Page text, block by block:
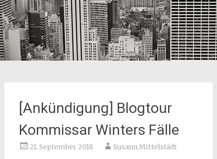
[Ankündigung] Blogtour
Kommissar Winters Fälle
21. September 2018 Susann Mittelstädt